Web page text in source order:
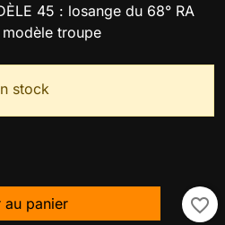
45 : losange du 68° RA
troupe
stock
au panier favorite_border